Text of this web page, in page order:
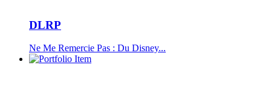
DLRP
Ne Me Remercie Pas : Du Disney...